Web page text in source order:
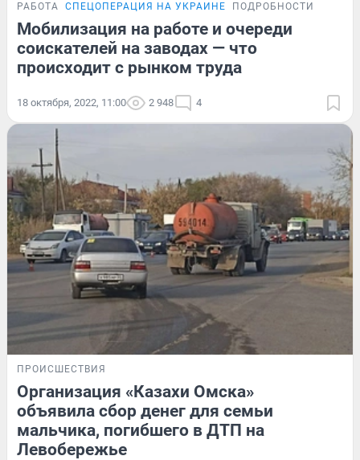
РАБОТА СПЕЦОПЕРАЦИЯ НА УКРАИНЕ ПОДРОБНОСТИ
Мобилизация на работе и очереди
соискателей на заводах — что
происходит с рынком труда
18 октября, 2022, 11:00 2 948 4
ПРОИСШЕСТВИЯ
Организация «Казахи Омска»
объявила сбор денег для семьи
мальчика, погибшего в ДТП на
Левобережье